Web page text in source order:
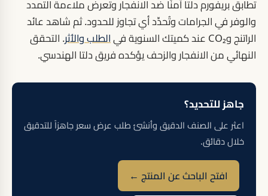
تطابق بريفورم دلتا آمنًا ضد الانفجار وتعرض ملاءمة التمدد
والوفر في الجرامات وتُحدِّد أي تجاوز للحدود. ثم شاهد عائد
الراتنج وCO₂ عند كميتك السنوية في
الطلب والأثر. التحقق
النهائي من الانفجار والزحف يؤكده فريق دلتا الهندسي.
جاهز للتحديد؟
اعثر على الصنف الدقيق وأنشئ طلب عرض سعر جاهزاً للتدقيق
خلال دقائق.
افتح الباحث عن المنتج ←